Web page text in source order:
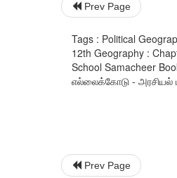
Prev Page
Tags : Political
12th Geography :
School Samacheer
எல்லைக்கோடு - அரசியல்
Prev Page